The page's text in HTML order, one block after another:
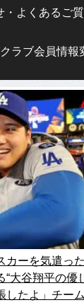
・よくあるご
ラブ会員情報
カーを気遣っ
大谷翔平の優
たよ」チー